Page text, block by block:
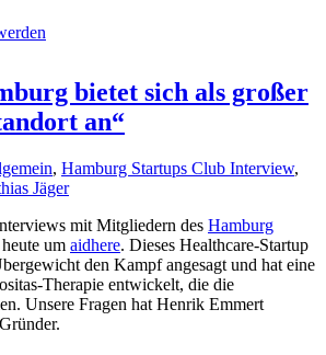
bietet sich als großer
an“
, Hamburg Startups Club Interview,
Jäger
mit Mitgliedern des Hamburg
um aidhere. Dieses Healthcare-Startup
den Kampf angesagt und hat eine
Therapie entwickelt, die die
Unsere Fragen hat Henrik Emmert